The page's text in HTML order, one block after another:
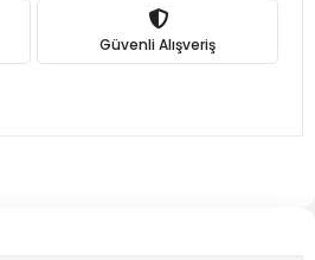
Güvenli Alışveriş